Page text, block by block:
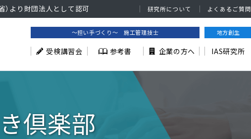
）より財団法人として認可 研究所について よくあるご質問
～担い手づくり～ 施工管理技士
受検講習会 参考書 企業の方へ
地方創生
IAS研究所
倶楽部